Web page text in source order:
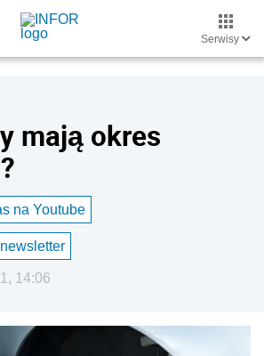
Serwisy
mają okres
na Youtube
14:06